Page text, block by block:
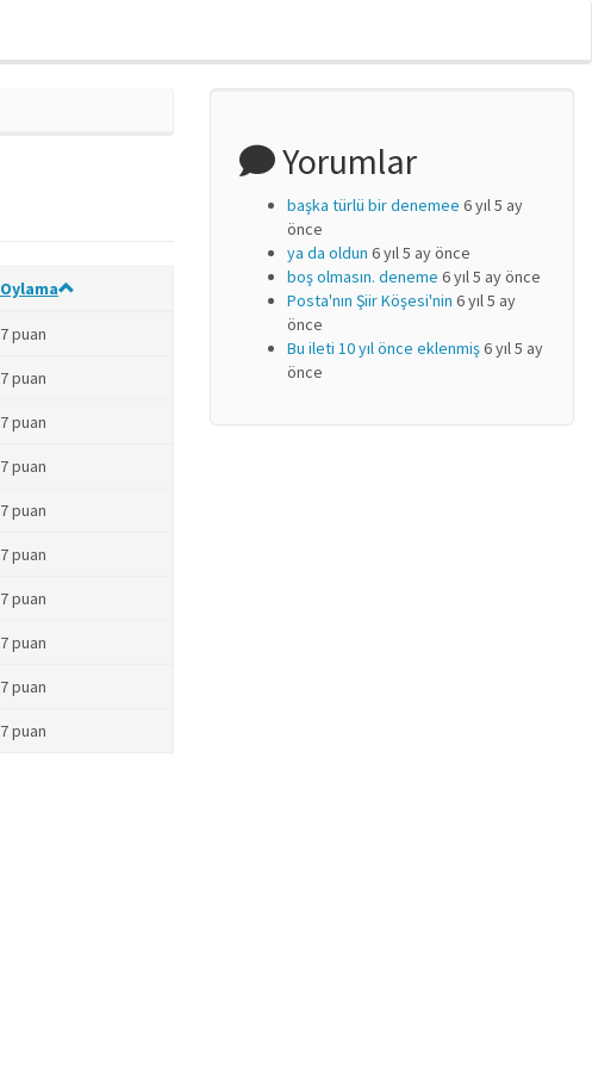
Oylama
7 puan
7 puan
7 puan
7 puan
7 puan
7 puan
7 puan
7 puan
7 puan
7 puan
Yorumlar
başka türlü bir denemee 6 yıl 5 ay
önce
ya da oldun 6 yıl 5 ay önce
boş olmasın. deneme 6 yıl 5 ay önce
Posta'nın Şiir Köşesi'nin 6 yıl 5 ay
önce
Bu ileti 10 yıl önce eklenmiş6 yıl 5 ay
önce